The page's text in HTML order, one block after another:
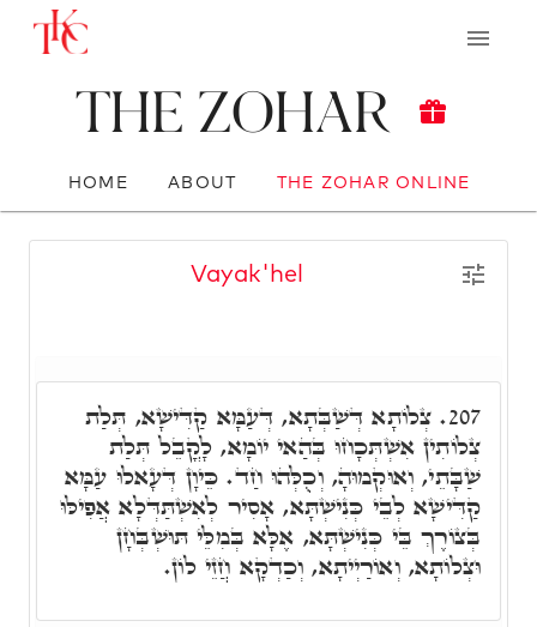
The Zohar
HOME ABOUT THE ZOHAR ONLINE
Vayak'hel
207. צְלוֹתָא דְּשַׁבְּתָא, דְּעַמָּא קַדִּישָׁא, תְּלַת
צְלוֹתִין אִשְׁתְּכָחוּ בְּהַאי יוֹמָא, לָקֳבֵל תְּלַת
שַׁבָּתֵי, וְאוּקְמוּהָ, וְכֻלְּהוּ חַד. כֵּיוָן דְּעָאלוּ עַמָּא
קַדִּישָׁא לְבֵי כְּנִישְׁתָּא, אָסִיר לְאִשְׁתַּדְּלָא אֲפִילּוּ
בְּצוֹרֶךְ בֵּי כְּנִישְׁתָּא, אֶלָּא בְּמִלֵּי תּוּשְׁבְּחָן
וּצְלוֹתָא, וְאוֹרַיְיתָא, וְכַדְקָא חֲזֵי לוֹן.